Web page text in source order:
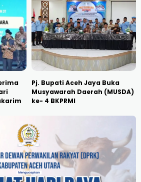
Pj. Bupati Aceh Jaya Buka
Musyawarah Daerah (MUSDA)
ke- 4 BKPRMI